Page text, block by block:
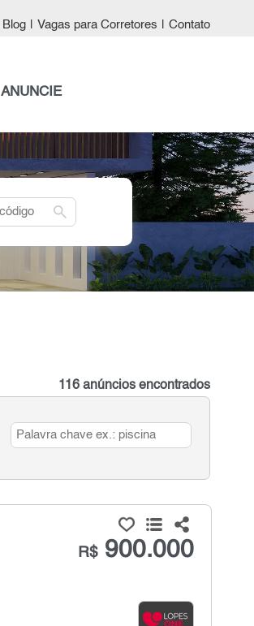
Blog Vagas para Corretores Contato
ANUNCIE
search
116 anúncios encontrados
R$900.000